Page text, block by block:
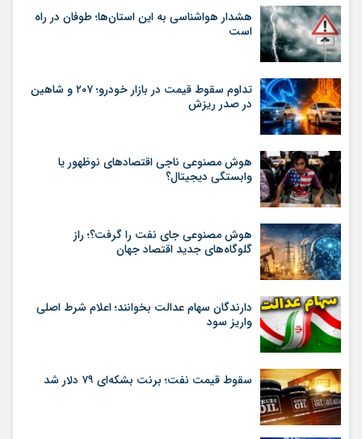
هشدار هواشناسی به این استان‌ها؛ طوفان در راه
است
تداوم سقوط قیمت در بازار خودرو؛ ۲۰۷ و شاهین
در صدر ریزش
هوش مصنوعی ناجی اقتصادهای نوظهور یا
وابستگی دیجیتال؟
هوش مصنوعی جای نفت را گرفت؟؛ راز
گلوگاه‌های جدید اقتصاد جهان
دارندگان سهام عدالت بخوانند؛ اعلام شرط اصلی
واریز سود
سقوط قیمت نفت؛ برنت بشکه‌ای ۷۹ دلار شد